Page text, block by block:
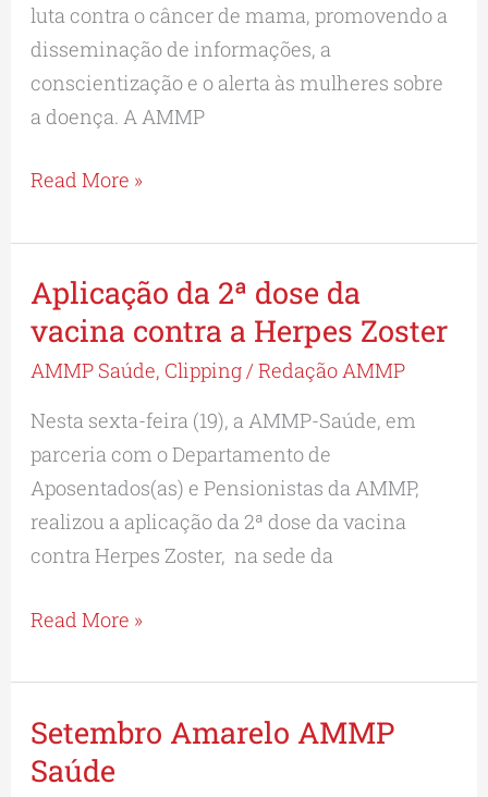
luta contra o câncer de mama, promovendo a
disseminação de informações, a
conscientização e o alerta às mulheres sobre
a doença. A AMMP
Read More »
Aplicação da 2ª dose da
vacina contra a Herpes Zoster
AMMP Saúde, Clipping/Redação AMMP
Nesta sexta-feira (19), a AMMP-Saúde, em
parceria com o Departamento de
Aposentados(as) e Pensionistas da AMMP,
realizou a aplicação da 2ª dose da vacina
contra Herpes Zoster, na sede da
Aplicação
da
da
vacina
contra
a
Herpes
Read More »
Setembro Amarelo AMMP
Saúde
Setembro
Amarelo